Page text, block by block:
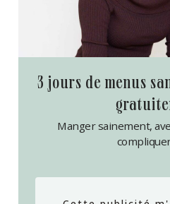
3 jours de menus santé à télécharger
Manger sainement,